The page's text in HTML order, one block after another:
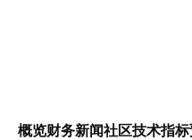
概览财务新闻社区技术指标